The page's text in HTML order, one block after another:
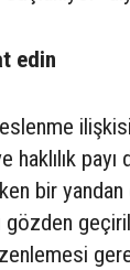
edin
haklılık
bir
gözden